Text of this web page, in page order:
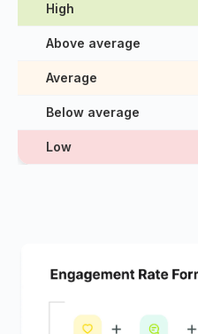
High
Above average
Average
Below average
Low